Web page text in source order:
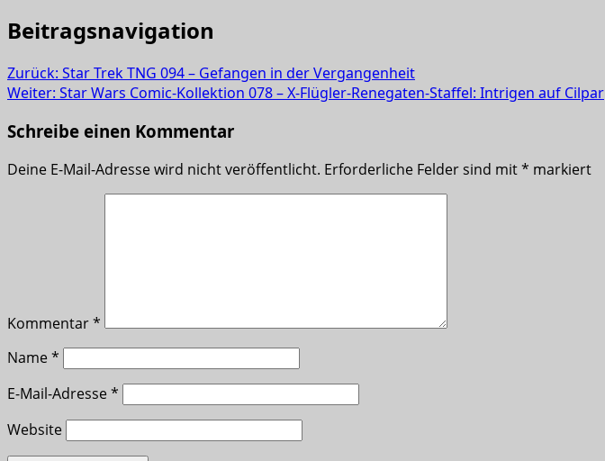
Beitragsnavigation
Zurück: Star Trek TNG 094 – Gefangen in der Vergangenheit
Weiter: Star Wars Comic-Kollektion 078 – X-Flügler-Renegaten-Staffel: Intrigen auf Cilpar
Schreibe einen Kommentar
Deine E-Mail-Adresse wird nicht veröffentlicht. Erforderliche Felder sind mit* markiert
Kommentar*
Name*
E-Mail-Adresse*
Website